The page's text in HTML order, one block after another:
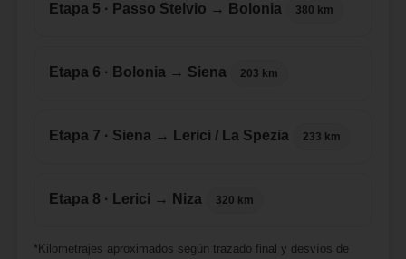
Etapa 5 · Passo Stelvio → Bolonia 380 km
Etapa 6 · Bolonia → Siena 203 km
Etapa 7 · Siena → Lerici / La Spezia 233 km
Etapa 8 · Lerici → Niza 320 km
*Kilometrajes aproximados según trazado final y desvíos de